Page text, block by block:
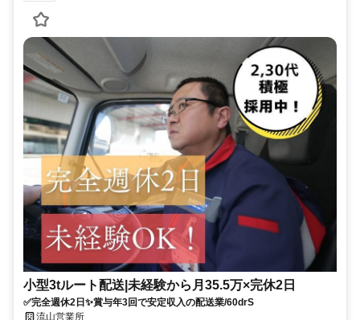
小型3tルート配送|未経験から月35.5万×完休2日
✅完全週休2日✨賞与年3回で安定収入の配送業/60drS
流山営業所